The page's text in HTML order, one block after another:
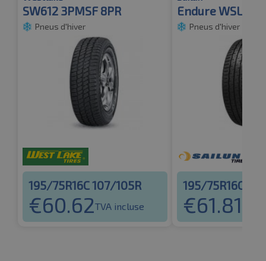
SW612 3PMSF 8PR
Pneus d'hiver
195/75R16C 107/105R
€60.62TVA incluse
Endure WSL1
Pneus d'hiver
195/75R16C
€61.81